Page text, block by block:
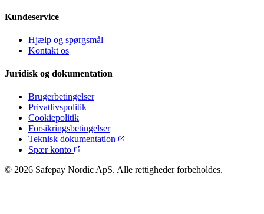
Kundeservice
Hjælp og spørgsmål
Kontakt os
Juridisk og dokumentation
Brugerbetingelser
Privatlivspolitik
Cookiepolitik
Forsikringsbetingelser
Teknisk dokumentation
Spær konto
© 2026 Safepay Nordic ApS. Alle rettigheder forbeholdes.